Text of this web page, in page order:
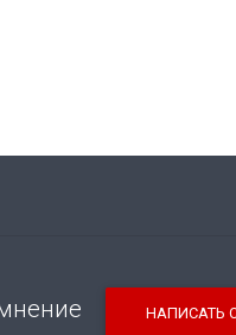
НАПИСАТЬ